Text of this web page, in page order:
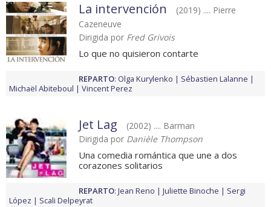
La intervención
(2019) .... Pierre
Cazeneuve
Dirigida por Fred Grivois
Lo que no quisieron contarte
REPARTO: Olga Kurylenko
Sébastien Lalanne
Michaël Abiteboul
Vincent Perez
Jet Lag
(2002) .... Barman
Dirigida por Danièle Thompson
Una comedia romántica que une a dos
corazones solitarios
REPARTO: Jean Reno Juliette Binoche
Sergi
López
Scali Delpeyrat